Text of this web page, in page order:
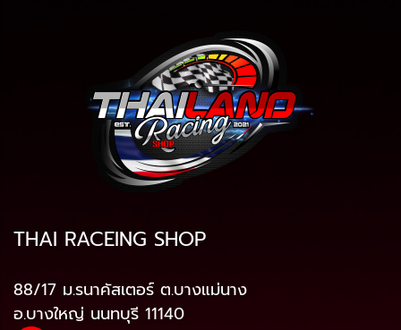
THAI RACEING SHOP
88/17 ม.รนาคัสเตอร์ ต.บางแม่นาง
อ.บางใหญ่ นนทบุรี 11140